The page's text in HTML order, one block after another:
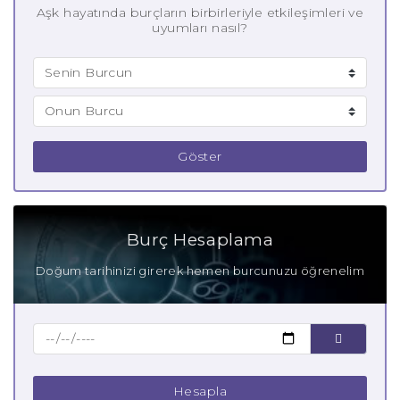
Aşk hayatında burçların birbirleriyle etkileşimleri ve
uyumları nasıl?
Göster
Burç Hesaplama
Doğum tarihinizi girerek hemen burcunuzu öğrenelim
Hesapla